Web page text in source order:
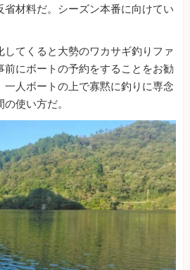
省材料だ。シーズン本番に向けてい
てくると大勢のワカサギ釣りファ
前にボートの予約をすることをお勧
人ボートの上で寡黙に釣りに専念
使い方だ。